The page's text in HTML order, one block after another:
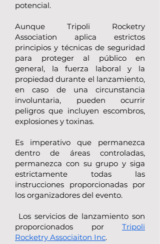
potencial.
Aunque Tripoli Rocketry
Association aplica estrictos
principios y técnicas de seguridad
para proteger al público en
general, la fuerza laboral y la
propiedad durante el lanzamiento,
en caso de una circunstancia
involuntaria, pueden ocurrir
peligros que incluyen escombros,
explosiones y toxinas.
Es imperativo que permanezca
dentro de áreas controladas,
permanezca con su grupo y siga
estrictamente todas las
instrucciones proporcionadas por
los organizadores del evento.
Los servicios de lanzamiento son
proporcionados por Tripoli
Rocketry Associaiton Inc.